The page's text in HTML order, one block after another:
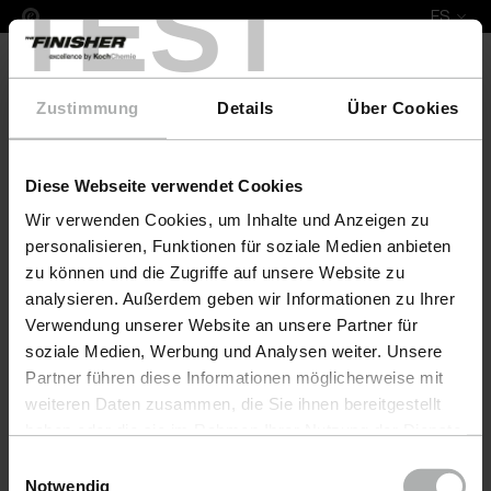
TEST
Zustimmung Details Über Cookies
Diese Webseite verwendet Cookies
Wir verwenden Cookies, um Inhalte und Anzeigen zu
personalisieren, Funktionen für soziale Medien anbieten
zu können und die Zugriffe auf unsere Website zu
analysieren. Außerdem geben wir Informationen zu Ihrer
Verwendung unserer Website an unsere Partner für
soziale Medien, Werbung und Analysen weiter. Unsere
Partner führen diese Informationen möglicherweise mit
weiteren Daten zusammen, die Sie ihnen bereitgestellt
Einstellungen zu den Cookies finden Sie unter
Notwendig
ES
Leather Fresh Set XL Audi